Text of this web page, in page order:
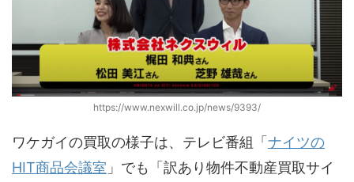
https://www.nexwill.co.jp/news/9393/
ワケガイの買取の様子は、テレビ番組「ナイツの
HIT商品会議室 」でも「訳あり物件不動産買取サイ